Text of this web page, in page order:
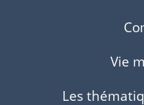
Vie
Les